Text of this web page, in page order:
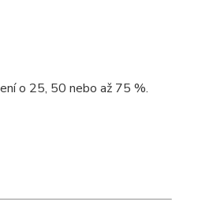
o 25, 50 nebo až 75 %.